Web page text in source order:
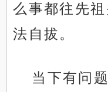
么事都往先
法自拔。
当下有问